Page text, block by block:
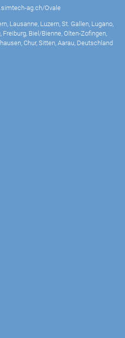
ag.ch/Ovale
Lausanne, Luzern, St. Gallen, Lugano,
Freiburg, Biel/Bienne, Olten-Zofingen,
Chur, Sitten, Aarau, Deutschland